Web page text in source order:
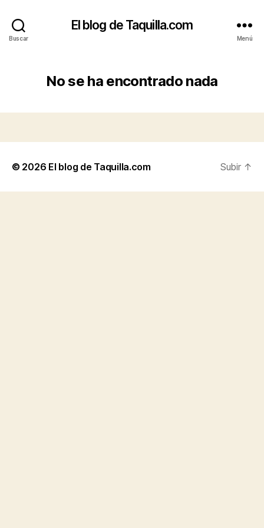
Buscar
El blog de Taquilla.com
Menú
No se ha encontrado nada
© 2026 El blog de Taquilla.com Subir ↑